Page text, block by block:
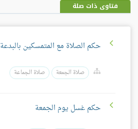
فتاوى ذات صلة
حكم الصلاة مع المتمسكين بالبدعة
صلاة الجمعة صلاة الجماعة
حكم غسل يوم الجمعة